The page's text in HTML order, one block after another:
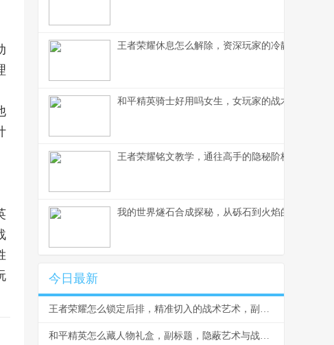
王者荣耀休息怎么解除，资深玩家的冷静思考与
和平精英骑士好用吗女生，女玩家的战术美学与实
王者荣耀铭文教学，通往高手的隐秘阶梯副标题，
我的世界燧石合成探秘，从砾石到火焰的生存艺术
今日最新
王者荣耀怎么锁定后排，精准切入的战术艺术，副标题，脆皮噩梦与团战胜负手
和平精英怎么藏人物礼盒，副标题，隐蔽艺术与战术博弈